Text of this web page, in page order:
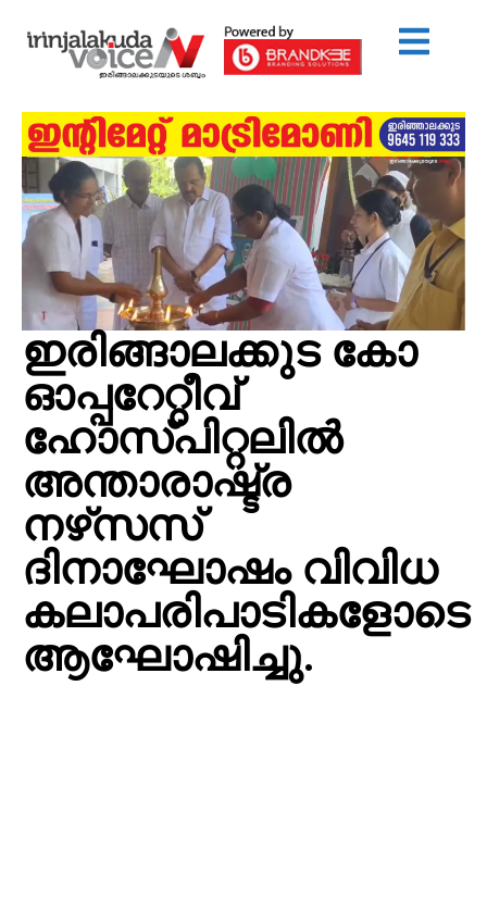
ഇരിങ്ങാലക്കുട കോ
ഓപ്പറേറ്റീവ്
ഹോസ്പിറ്റലില്‍
അന്താരാഷ്ട്ര
നഴ്‌സസ്
ദിനാഘോഷം വിവിധ
കലാപരിപാടികളോടെ
ആഘോഷിച്ചു.